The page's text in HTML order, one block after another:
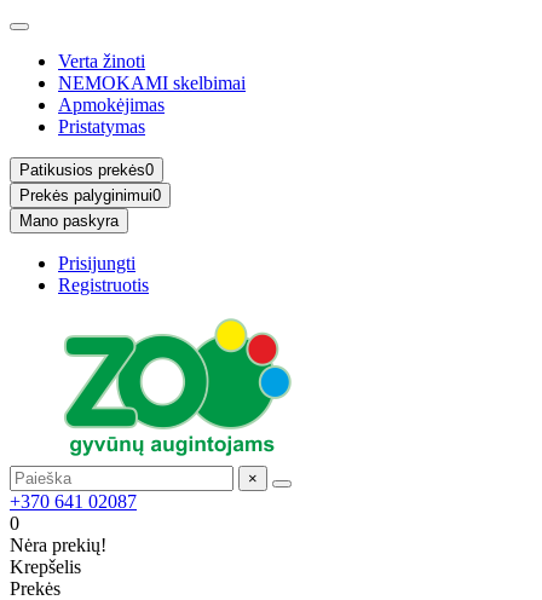
Verta žinoti
NEMOKAMI skelbimai
Apmokėjimas
Pristatymas
Patikusios prekės0
Prekės palyginimui0
Mano paskyra
Prisijungti
Registruotis
×
+370 641 02087
0
Nėra prekių!
Krepšelis
Prekės